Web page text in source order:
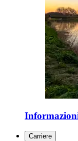
Carriere